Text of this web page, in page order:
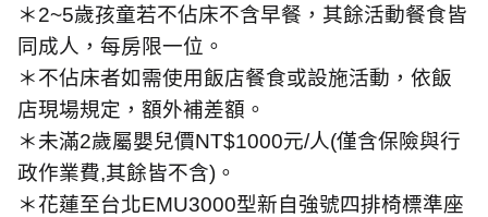
＊2~5歲孩童若不佔床不含早餐，其餘活動餐食皆
同成人，每房限一位。
＊不佔床者如需使用飯店餐食或設施活動，依飯
店現場規定，額外補差額。
＊未滿2歲屬嬰兒價NT$1000元/人(僅含保險與行
政作業費,其餘皆不含) 。
＊花蓮至台北EMU3000型新自強號四排椅標準座